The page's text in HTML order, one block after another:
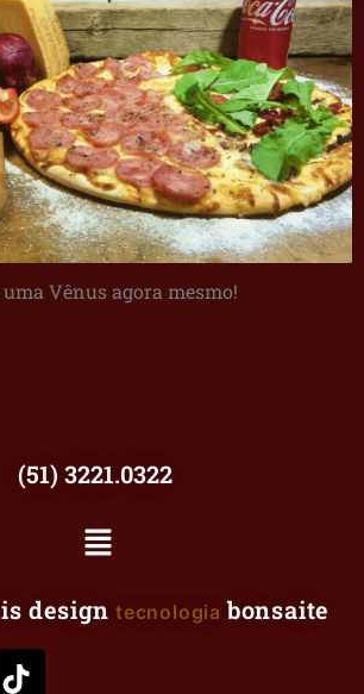
uma Vênus agora mesmo!
(51) 3221.0322
design tecnologia bonsaite